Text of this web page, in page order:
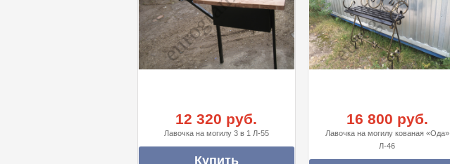
12 320 руб.
Лавочка на могилу 3 в 1 Л-55
16 800 руб.
Лавочка на могилу кованая «Ода»
Л-46